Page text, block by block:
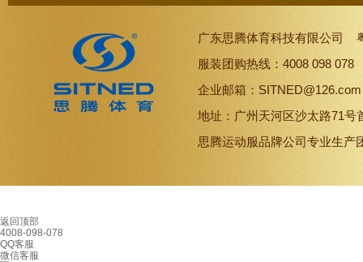
广东思腾体育科技有限公司
服装团购热线：4008 098
企业邮箱：
地址：广州天河区沙太路71号
思腾运动服品牌公司专业生产
返回顶部
4008-098-078
QQ客服
微信客服